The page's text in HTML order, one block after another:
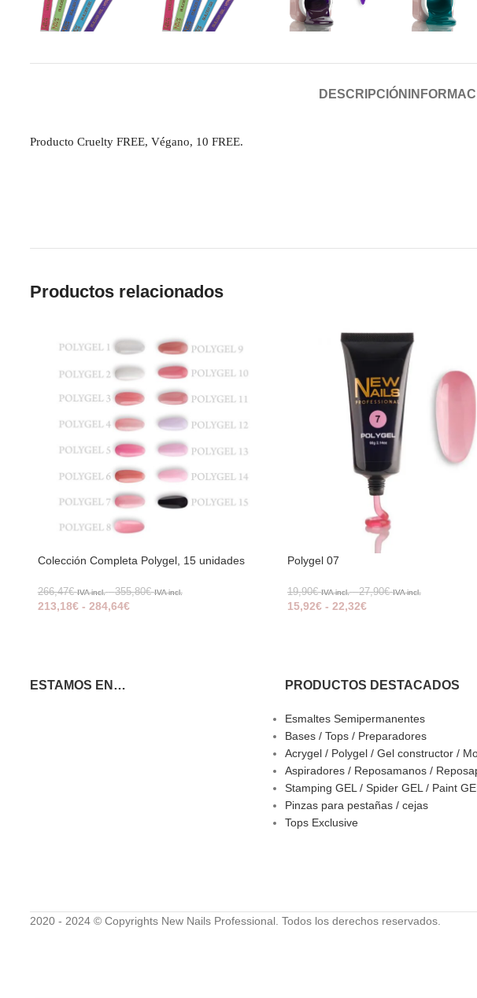
DESCRIPCIÓN
Producto Cruelty FREE, Végano, 10 FREE.
Productos relacionados
Colección Completa Polygel, 15 unidades
266,47€ IVA incl. - 355,80€ IVA incl.
213,18€ - 284,64€
Polygel 07
19,90€ IVA incl. - 27,90€ IVA incl.
15,92€ - 22,32€
ESTAMOS EN… PRODUCTOS DESTACADOS
Esmaltes Semipermanentes
Bases / Tops / Preparadores
Acrygel / Polygel / Gel constructor /
Aspiradores / Reposamanos /
Stamping GEL / Spider GEL / Paint
Pinzas para pestañas / cejas
Tops Exclusive
2020 - 2024 © Copyrights New Nails Professional. Todos los derechos reservados.